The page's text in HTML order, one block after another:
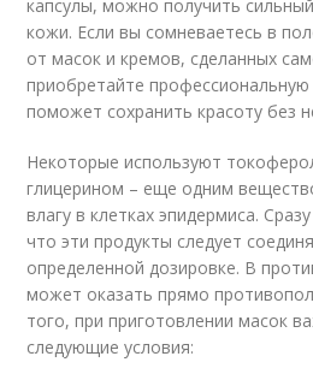
капсулы, можно получить
кожи. Если вы сомневаетесь в
от масок и кремов, сделанных
приобретайте профессиональную
поможет сохранить красоту без
Некоторые используют
глицерином – еще одним
влагу в клетках эпидермиса.
что эти продукты следует
определенной дозировке. В
может оказать прямо
того, при приготовлении масок
следующие условия: